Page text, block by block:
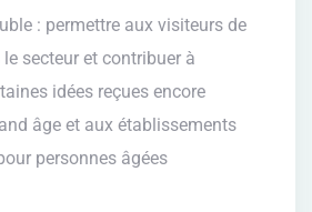
: permettre aux visiteurs de
secteur et contribuer à
idées reçues encore
âge et aux établissements
personnes âgées